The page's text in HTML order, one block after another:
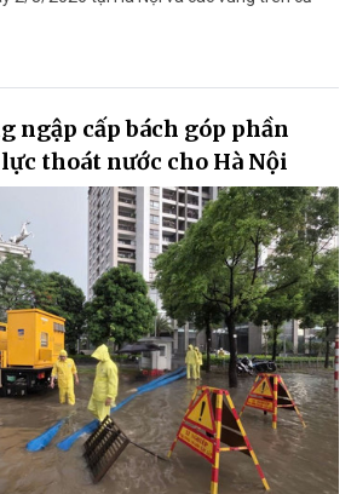
ngập cấp bách góp phần
thoát nước cho Hà Nội